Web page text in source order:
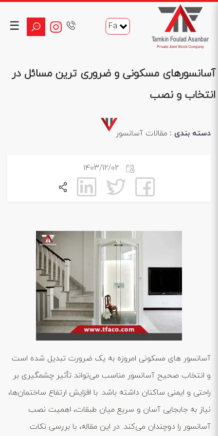
☰ Fa
آسانسورهای مسکونی و ضروری ترین مسائل در
انتخاب و نصب
دسته بندی : مقالات آسانسور
1403/12/02
آسانسور های مسکونی امروزه به یک ضرورت تبدیل شده است
و انتخاب صحیح آسانسور مناسب می‌تواند تأثیر چشمگیری بر
راحتی و ایمنی ساکنان داشته باشد. با افزایش ارتفاع ساختمان‌ها،
نیاز به جابجایی آسان و سریع میان طبقات، اهمیت نصب
آسانسور را دوچندان می‌کند. در این مقاله، با بررسی نکات